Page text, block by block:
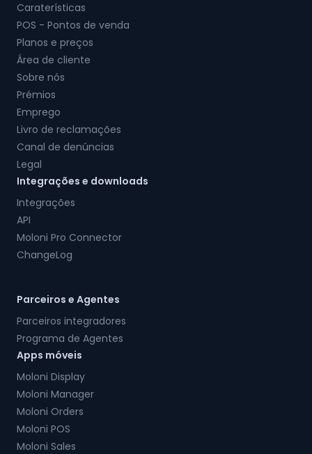
Caraterísticas
POS - Pontos de venda
Planos e preços
Área de cliente
Sobre nós
Prémios
Emprego
Livro de reclamações
Canal de denúncias
Legal
Integrações e downloads
Integrações
API
Moloni Pro Connector
ChangeLog
Parceiros e Agentes
Parceiros integradores
Programa de Agentes
Apps móveis
Moloni Display
Moloni Manager
Moloni Orders
Moloni POS
Moloni Sales